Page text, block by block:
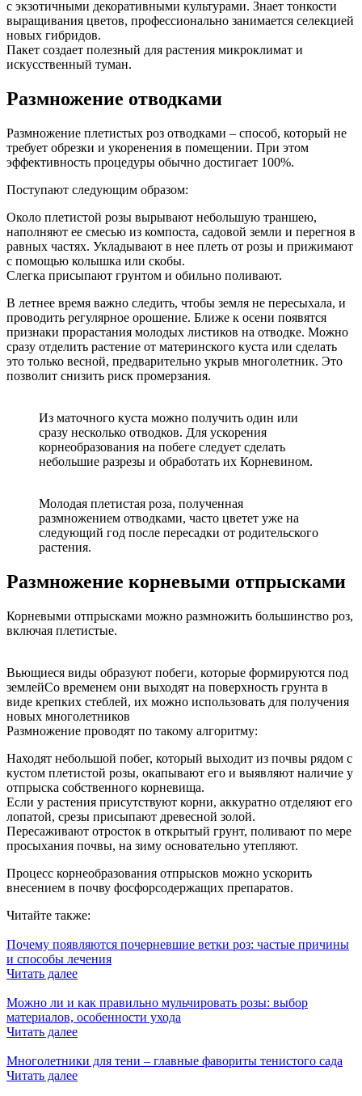
с экзотичными декоративными культурами. Знает тонкости
выращивания цветов, профессионально занимается селекцией
новых гибридов.
Пакет создает полезный для растения микроклимат и
искусственный туман.
Размножение отводками
Размножение плетистых роз отводками – способ, который не
требует обрезки и укоренения в помещении. При этом
эффективность процедуры обычно достигает 100%.
Поступают следующим образом:
Около плетистой розы вырывают небольшую траншею,
наполняют ее смесью из компоста, садовой земли и перегноя в
равных частях. Укладывают в нее плеть от розы и прижимают
с помощью колышка или скобы.
Слегка присыпают грунтом и обильно поливают.
В летнее время важно следить, чтобы земля не пересыхала, и
проводить регулярное орошение. Ближе к осени появятся
признаки прорастания молодых листиков на отводке. Можно
сразу отделить растение от материнского куста или сделать
это только весной, предварительно укрыв многолетник. Это
позволит снизить риск промерзания.
Из маточного куста можно получить один или
сразу несколько отводков. Для ускорения
корнеобразования на побеге следует сделать
небольшие разрезы и обработать их Корневином.
Молодая плетистая роза, полученная
размножением отводками, часто цветет уже на
следующий год после пересадки от родительского
растения.
Размножение корневыми отпрысками
Корневыми отпрысками можно размножить большинство роз,
включая плетистые.
Вьющиеся виды образуют побеги, которые формируются под
землейСо временем они выходят на поверхность грунта в
виде крепких стеблей, их можно использовать для получения
новых многолетников
Размножение проводят по такому алгоритму:
Находят небольшой побег, который выходит из почвы рядом с
кустом плетистой розы, окапывают его и выявляют наличие у
отпрыска собственного корневища.
Если у растения присутствуют корни, аккуратно отделяют его
лопатой, срезы присыпают древесной золой.
Пересаживают отросток в открытый грунт, поливают по мере
просыхания почвы, на зиму основательно утепляют.
Процесс корнеобразования отпрысков можно ускорить
внесением в почву фосфорсодержащих препаратов.
Читайте также:
Почему появляются почерневшие ветки роз: частые причины
и способы лечения
Читать далее
Можно ли и как правильно мульчировать розы: выбор
материалов, особенности ухода
Читать далее
Многолетники для тени – главные фавориты тенистого сада
Читать далее